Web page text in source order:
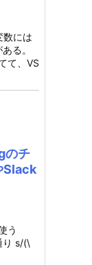
数には
る。
て、VS
のチ
Slack
う
り s/(\